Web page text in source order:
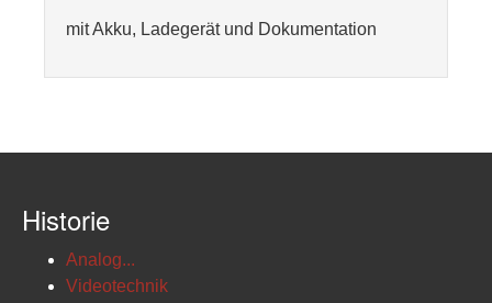
mit Akku, Ladegerät und Dokumentation
Historie
Analog...
Videotechnik